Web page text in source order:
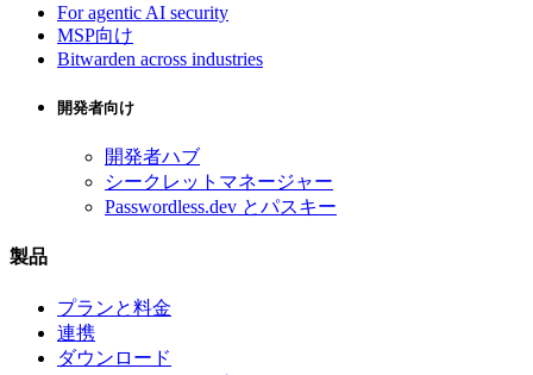
For agentic AI security
MSP向け
Bitwarden across industries
開発者向け
開発者ハブ
シークレットマネージャー
Passwordless.dev とパスキー
製品
プランと料金
連携
ダウンロード